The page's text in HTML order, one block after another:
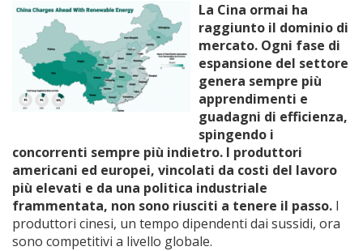
La Cina ormai ha
raggiunto il dominio di
mercato. Ogni fase di
espansione del settore
genera sempre più
apprendimenti e
guadagni di efficienza,
spingendo i
concorrenti sempre più indietro. I produttori
americani ed europei, vincolati da costi del lavoro
più elevati e da una politica industriale
frammentata, non sono riusciti a tenere il passo. I
produttori cinesi, un tempo dipendenti dai sussidi, ora
sono competitivi a livello globale.